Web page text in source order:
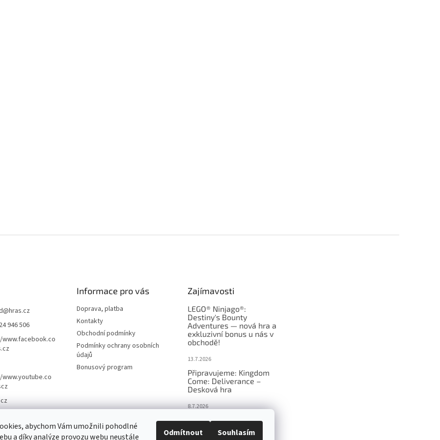
abychom Vám umožnili pohodlné
a díky analýze provozu webu neustále
Odmítnout Souhlasím
@hras.cz
946 506
Informace pro vás
Doprava, platba
Kontakty
Obchodní podmínky
Podmínky ochrany osobních
údajů
Bonusový program
Zajímavosti
LEGO® Ninjago®:
Destiny's Bounty
Adventures — nová hra a
exkluzivní bonus u nás v
obchodě!
13.7.2026
Připravujeme: Kingdom
Come: Deliverance –
Desková hra
8.7.2026
Nejlepší deskové hry:
výběr, který frčí v celém
Česku